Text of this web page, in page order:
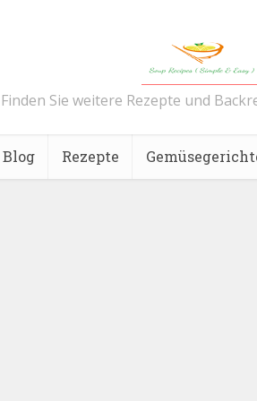
Finden Sie weitere Rezepte und
Blog Rezepte